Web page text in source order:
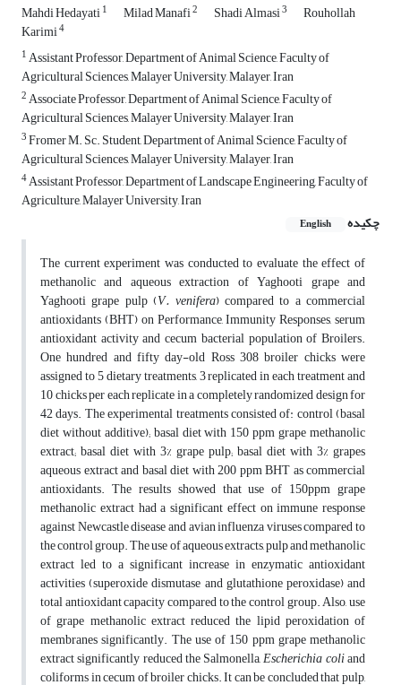
Mahdi Hedayati1 Milad Manafi2 Shadi Almasi3 Rouhollah
Karimi4
1Assistant Professor, Department of Animal Science, Faculty of
Agricultural Sciences, Malayer University, Malayer, Iran
2Associate Professor, Department of Animal Science, Faculty of
Agricultural Sciences, Malayer University, Malayer, Iran
3Fromer M. Sc. Student, Department of Animal Science, Faculty of
Agricultural Sciences, Malayer University, Malayer, Iran
4Assistant Professor, Department of Landscape Engineering, Faculty of
Agriculture, Malayer University, Iran
چکیده
English
The current experiment was conducted to evaluate the effect of
methanolic and aqueous extraction of Yaghooti grape and
Yaghooti grape pulp (V. venifera) compared to a commercial
antioxidants (BHT) on Performance, Immunity Responses, serum
antioxidant activity and cecum bacterial population of Broilers.
One hundred and fifty day-old Ross 308 broiler chicks were
assigned to 5 dietary treatments, 3 replicated in each treatment and
10 chicks per each replicate in a completely randomized design for
42 days. The experimental treatments consisted of: control (basal
diet without additive); basal diet with 150 ppm grape methanolic
extract; basal diet with 3% grape pulp; basal diet with 3% grapes
aqueous extract and basal diet with 200 ppm BHT as commercial
antioxidants. The results showed that use of 150ppm grape
methanolic extract had a significant effect on immune response
against Newcastle disease and avian influenza viruses compared to
the control group. The use of aqueous extracts, pulp and methanolic
extract led to a significant increase in enzymatic antioxidant
activities (superoxide dismutase and glutathione peroxidase) and
total antioxidant capacity compared to the control group. Also, use
of grape methanolic extract reduced the lipid peroxidation of
membranes significantly. The use of 150 ppm grape methanolic
extract significantly reduced the Salmonella,Escherichia coliand
coliforms in cecum of broiler chicks. It can be concluded that pulp,